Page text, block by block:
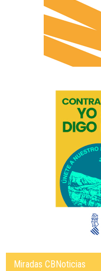
Miradas CBNoticias